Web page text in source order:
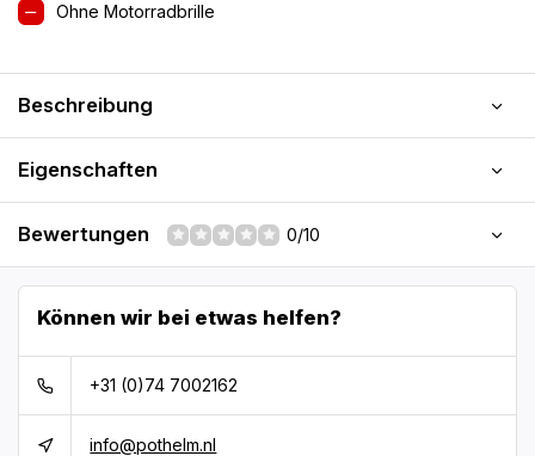
Ohne Motorradbrille
Beschreibung
Eigenschaften
Bewertungen 0/10
Können wir bei etwas helfen?
+31 (0)74 7002162
info@pothelm.nl